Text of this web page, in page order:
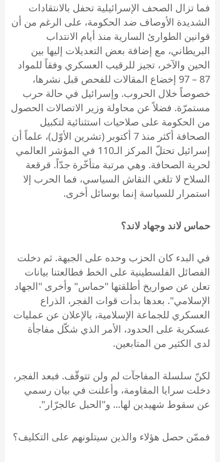
فما تزال الصحف الإسرائيلية تحفل بالانتقادات
الشديدة الأوصاف ضد الحكومة، على الرغم من أن
قوانين الطوارئ السارية منذ أيام الانتداب
البريطاني، مع إضافة بعض التعديلات إليها بين
الحين والآخر، تجيز للرقيب العسكري وفقاً للمواد
87 – 97 إخضاع المقالات للفحص قبل نشرها،
خصوصاً خلال الحروب. وإسرائيل في حالة حرب
مستمرّة. فضلاً عن محاولة وزير الاتصالات الحصول
من الحكومة على صلاحيات استثنائية لتكبيل
الصحافة أكثر منذ 7 أكتوبر (تشرين الأوّل)، علماً أن
إسرائيل تحتلّ المركز الـ110 في المؤشر العالمي
لحرية الصحافة. وهي مرتبة متأخّرة جدّاً. قرقعة
السلاح لا تلغي النقاش السياسي، فما الحرب إلا
استمرار للسياسة إنما بوسائل أخرى.
حماس لاند وجهاد لاند؟
في البدء كان الحزب وحده على الجبهة. ثم دخلت
الفصائل الفلسطينية على الخط فطالعتنا بيانات
تعلن عن صواريخ أطلقتها "حماس" وأخرى "الجهاد
الإسلامي". بعدها بدأت قوات الفجر، الذراع
العسكري للجماعة الإسلامية، بالإعلان عن عمليات
عسكرية على الحدود، الأمر الذي شكّل مفاجأة
لدى الكثير من المتابعين.
لكنّ سلسلة المفاجآت لم ولن تتوقّف. فبعد الفجر،
دخلت سرايا المقاومة، وأعلنت في بيان رسمي
عن سقوط شهيدين لها... و"الحبل عالجرّار".
فممّن حصل هؤلاء والذين سيتلونهم على التكليف؟